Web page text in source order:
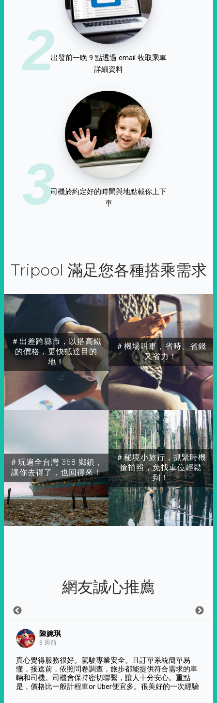
2出發前一晚 9 點透過 email 收取乘車
詳細資料
3司機於約定好的時間與地點載你上下
車
Tripool 滿足您各種搭乘需求
＃出差跨縣市，以搭高鐵
的價格，更快抵達目的
地！
＃玩遍全台灣 368 鄉鎮，
讓你去得了，也回得來！
＃秘境小旅行，抓緊時機
搶拍照，免找車位輕鬆
到！
＃機場叫車，省時、省錢
又省力！
網友誠心推薦
陳婉琪
3 週前
真心覺得服務很好。駕駛專業安全。且訂單系統簡單易
懂，接送前，依照問卷調查，旅步都能提供符合需求的車
輛和司機。司機會保持密切聯繫，讓人十分安心。重點
是，價格比一般計程車or Uber便宜多。很美好的一次經驗